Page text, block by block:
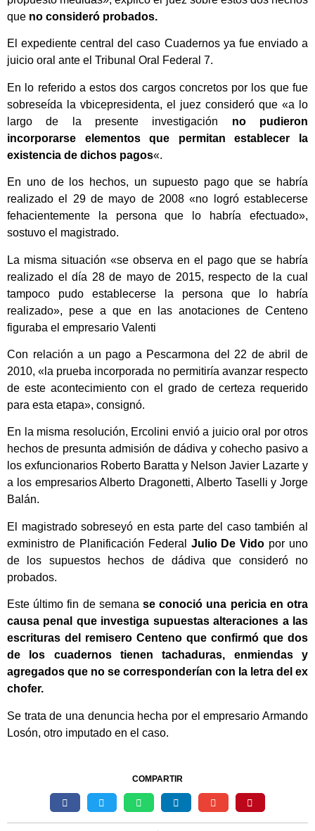
que no consideró probados.
El expediente central del caso Cuadernos ya fue enviado a
juicio oral ante el Tribunal Oral Federal 7.
En lo referido a estos dos cargos concretos por los que fue
sobreseída la vbicepresidenta, el juez consideró que «a lo
largo de la presente investigación no pudieron
incorporarse elementos que permitan establecer la
existencia de dichos pagos«.
En uno de los hechos, un supuesto pago que se habría
realizado el 29 de mayo de 2008 «no logró establecerse
fehacientemente la persona que lo habría efectuado»,
sostuvo el magistrado.
La misma situación «se observa en el pago que se habría
realizado el día 28 de mayo de 2015, respecto de la cual
tampoco pudo establecerse la persona que lo habría
realizado», pese a que en las anotaciones de Centeno
figuraba el empresario Valenti
Con relación a un pago a Pescarmona del 22 de abril de
2010, «la prueba incorporada no permitiría avanzar respecto
de este acontecimiento con el grado de certeza requerido
para esta etapa», consignó.
En la misma resolución, Ercolini envió a juicio oral por otros
hechos de presunta admisión de dádiva y cohecho pasivo a
los exfuncionarios Roberto Baratta y Nelson Javier Lazarte y
a los empresarios Alberto Dragonetti, Alberto Taselli y Jorge
Balán.
El magistrado sobreseyó en esta parte del caso también al
exministro de Planificación Federal
Julio De Vido por uno
de los supuestos hechos de dádiva que consideró no
probados.
Este último fin de semana se conoció una pericia en otra
causa penal que investiga supuestas alteraciones a las
escrituras del remisero Centeno que confirmó que dos
de los cuadernos tienen tachaduras, enmiendas y
agregados que no se corresponderían con la letra del ex
chofer.
Se trata de una denuncia hecha por el empresario Armando
Losón, otro imputado en el caso.
COMPARTIR